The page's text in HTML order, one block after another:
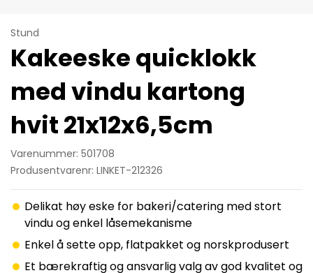
Stund
Kakeeske quicklokk
med vindu kartong
hvit 21x12x6,5cm
Varenummer: 501708
Produsentvarenr: LINKET-212326
Delikat høy eske for bakeri/catering med stort
vindu og enkel låsemekanisme
Enkel å sette opp, flatpakket og norskprodusert
Et bærekraftig og ansvarlig valg av god kvalitet og